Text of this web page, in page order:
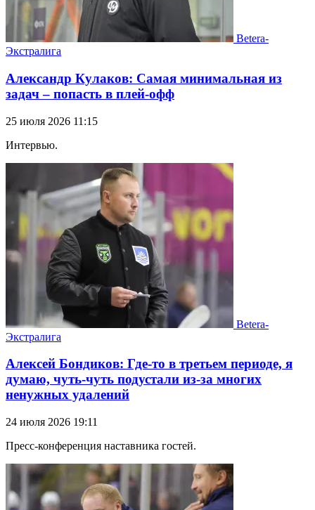
Betera-
Экстралига
Александр Кулаков: Самая минимальная из
задач – попасть в плей-офф
25 июля 2026 11:15
Интервью.
Betera-
Экстралига
Алексей Бондиков: Где-то в третьем периоде, я
думаю, чуть-чуть подустали из-за многих
ненужных удалений
24 июля 2026 19:11
Пресс-конференция наставника гостей.